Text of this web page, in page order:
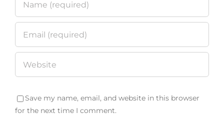
Save my name, email, and website in this browser
for the next time I comment.